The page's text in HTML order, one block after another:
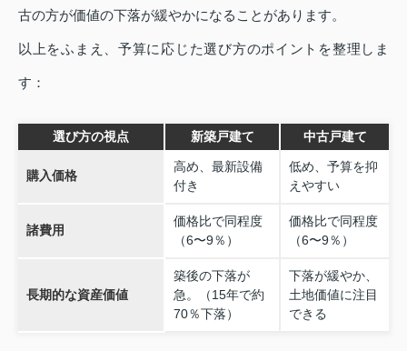
古の方が価値の下落が緩やかになることがあります。
以上をふまえ、予算に応じた選び方のポイントを整理しま
す：
選び方の視点 新築戸建て 中古戸建て
購入価格
高め、最新設備
付き
低め、予算を抑
えやすい
諸費用
価格比で同程度
（6〜9％）
価格比で同程度
（6〜9％）
長期的な資産価値
築後の下落が
急。（15年で約
70％下落）
下落が緩やか、
土地価値に注目
できる